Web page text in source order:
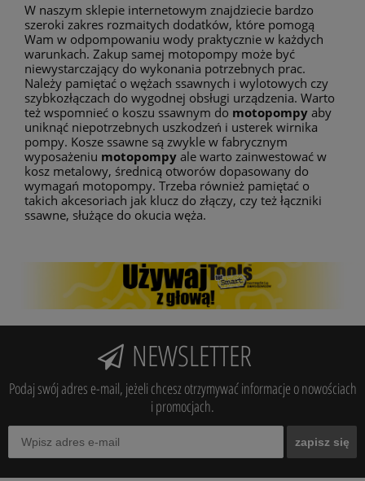
W naszym sklepie internetowym znajdziecie bardzo
szeroki zakres rozmaitych dodatków, które pomogą
Wam w odpompowaniu wody praktycznie w każdych
warunkach. Zakup samej motopompy może być
niewystarczający do wykonania potrzebnych prac.
Należy pamiętać o wężach ssawnych i wylotowych czy
szybkozłączach do wygodnej obsługi urządzenia. Warto
też wspomnieć o koszu ssawnym do motopompy aby
uniknąć niepotrzebnych uszkodzeń i usterek wirnika
pompy. Kosze ssawne są zwykle w fabrycznym
wyposażeniu motopompy ale warto zainwestować w
kosz metalowy, średnicą otworów dopasowany do
wymagań motopompy. Trzeba również pamiętać o
takich akcesoriach jak klucz do złączy, czy też łączniki
ssawne, służące do okucia węża.
NEWSLETTER
Podaj swój adres e-mail, jeżeli chcesz otrzymywać informacje o nowościach
i promocjach.
zapisz się